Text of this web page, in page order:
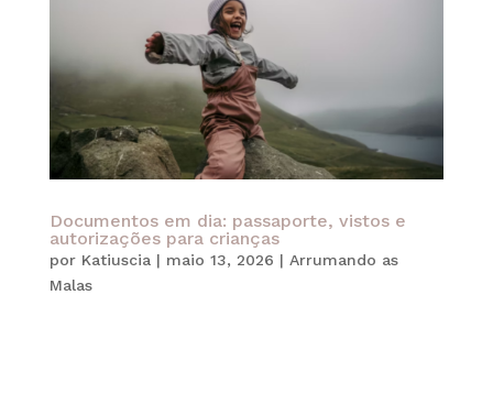
Documentos em dia: passaporte, vistos e
autorizações para crianças
por Katiuscia| maio 13, 2026 | Arrumando as
Malas